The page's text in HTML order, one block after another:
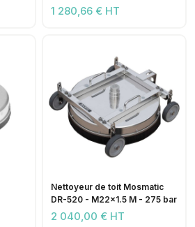
1 280,66 € HT
Nettoyeur de toit Mosmatic
DR-520 - M22x1.5 M - 275 bar
2 040,00 € HT